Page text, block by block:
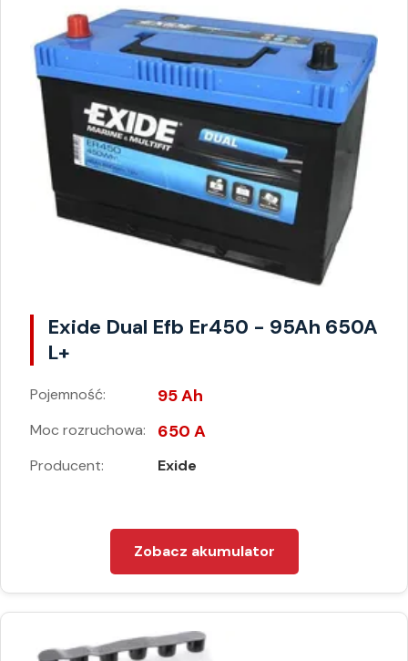
Exide Dual Efb Er450 - 95Ah 650A
L+
Pojemność: 95 Ah
Moc rozruchowa: 650 A
Producent: Exide
Zobacz akumulator